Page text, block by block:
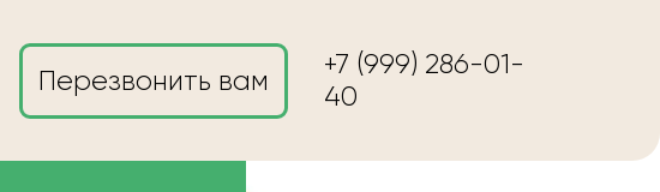
Перезвонить вам
+7 (999) 286-01-
40